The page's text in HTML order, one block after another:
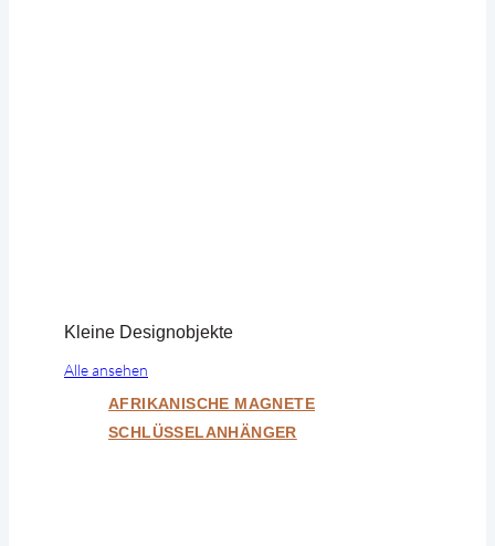
Kleine Designobjekte
Alle ansehen
AFRIKANISCHE MAGNETE
SCHLÜSSELANHÄNGER